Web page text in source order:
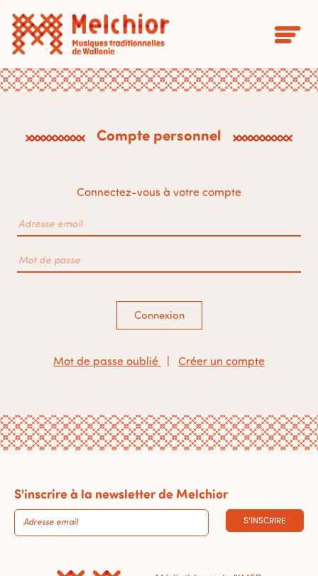
Compte personnel
Connectez-vous à votre compte
Connexion
Mot de passe oublié Créer un compte
S'inscrire à la newsletter de Melchior
S'INSCRIRE